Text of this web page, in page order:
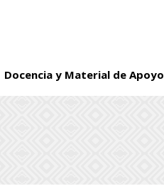
Docencia y Material de Apoyo